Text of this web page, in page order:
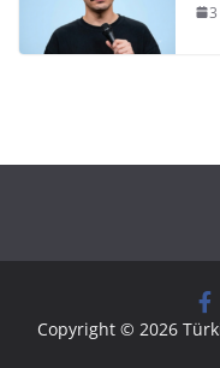
Copyright © 2026